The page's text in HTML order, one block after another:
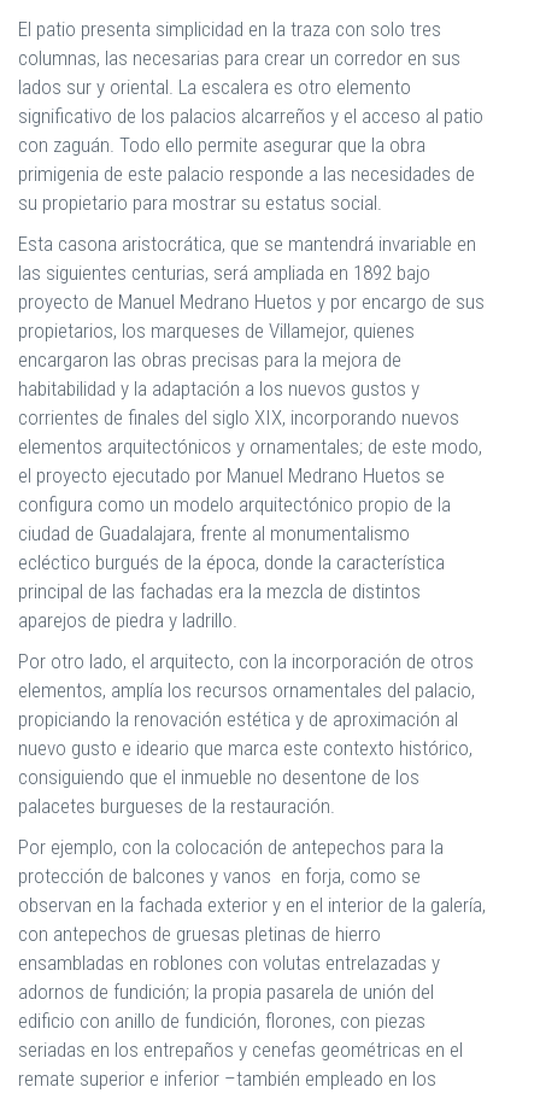
El patio presenta simplicidad en la traza con solo tres
columnas, las necesarias para crear un corredor en sus
lados sur y oriental. La escalera es otro elemento
significativo de los palacios alcarreños y el acceso al patio
con zaguán. Todo ello permite asegurar que la obra
primigenia de este palacio responde a las necesidades de
su propietario para mostrar su estatus social.
Esta casona aristocrática, que se mantendrá invariable en
las siguientes centurias, será ampliada en 1892 bajo
proyecto de Manuel Medrano Huetos y por encargo de sus
propietarios, los marqueses de Villamejor, quienes
encargaron las obras precisas para la mejora de
habitabilidad y la adaptación a los nuevos gustos y
corrientes de finales del siglo XIX, incorporando nuevos
elementos arquitectónicos y ornamentales; de este modo,
el proyecto ejecutado por Manuel Medrano Huetos se
configura como un modelo arquitectónico propio de la
ciudad de Guadalajara, frente al monumentalismo
ecléctico burgués de la época, donde la característica
principal de las fachadas era la mezcla de distintos
aparejos de piedra y ladrillo.
Por otro lado, el arquitecto, con la incorporación de otros
elementos, amplía los recursos ornamentales del palacio,
propiciando la renovación estética y de aproximación al
nuevo gusto e ideario que marca este contexto histórico,
consiguiendo que el inmueble no desentone de los
palacetes burgueses de la restauración.
Por ejemplo, con la colocación de antepechos para la
protección de balcones y vanos en forja, como se
observan en la fachada exterior y en el interior de la galería,
con antepechos de gruesas pletinas de hierro
ensambladas en roblones con volutas entrelazadas y
adornos de fundición; la propia pasarela de unión del
edificio con anillo de fundición, florones, con piezas
seriadas en los entrepaños y cenefas geométricas en el
remate superior e inferior –también empleado en los